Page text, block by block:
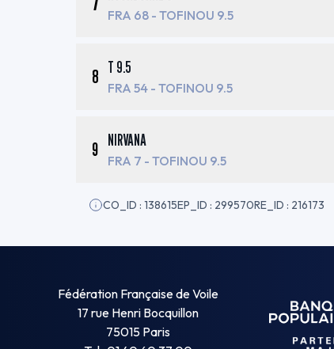
FRA 68 - TOFINOU 9.5
8 T 9.5
FRA 54 - TOFINOU 9.5
9 NIRVANA
FRA 7 - TOFINOU 9.5
CO_ID : 138615EP_ID : 299570RE_ID : 216173
Fédération Française de Voile
17 rue Henri Bocquillon
75015 Paris